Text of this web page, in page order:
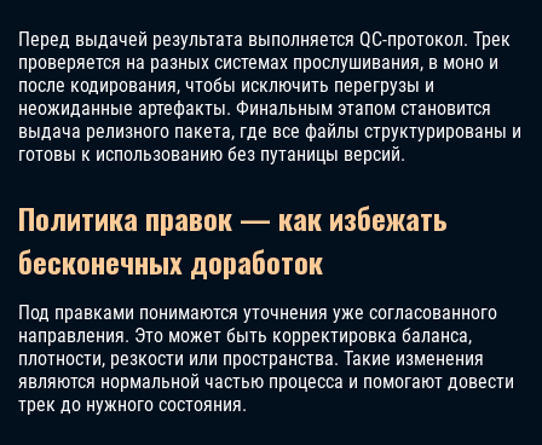
Перед выдачей результата выполняется QC-протокол. Трек
проверяется на разных системах прослушивания, в моно и
после кодирования, чтобы исключить перегрузы и
неожиданные артефакты. Финальным этапом становится
выдача релизного пакета, где все файлы структурированы и
готовы к использованию без путаницы версий.
Политика правок — как избежать
бесконечных доработок
Под правками понимаются уточнения уже согласованного
направления. Это может быть корректировка баланса,
плотности, резкости или пространства. Такие изменения
являются нормальной частью процесса и помогают довести
трек до нужного состояния.